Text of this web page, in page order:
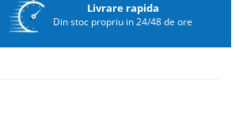
Livrare rapida
Din stoc propriu in 24/48 de ore